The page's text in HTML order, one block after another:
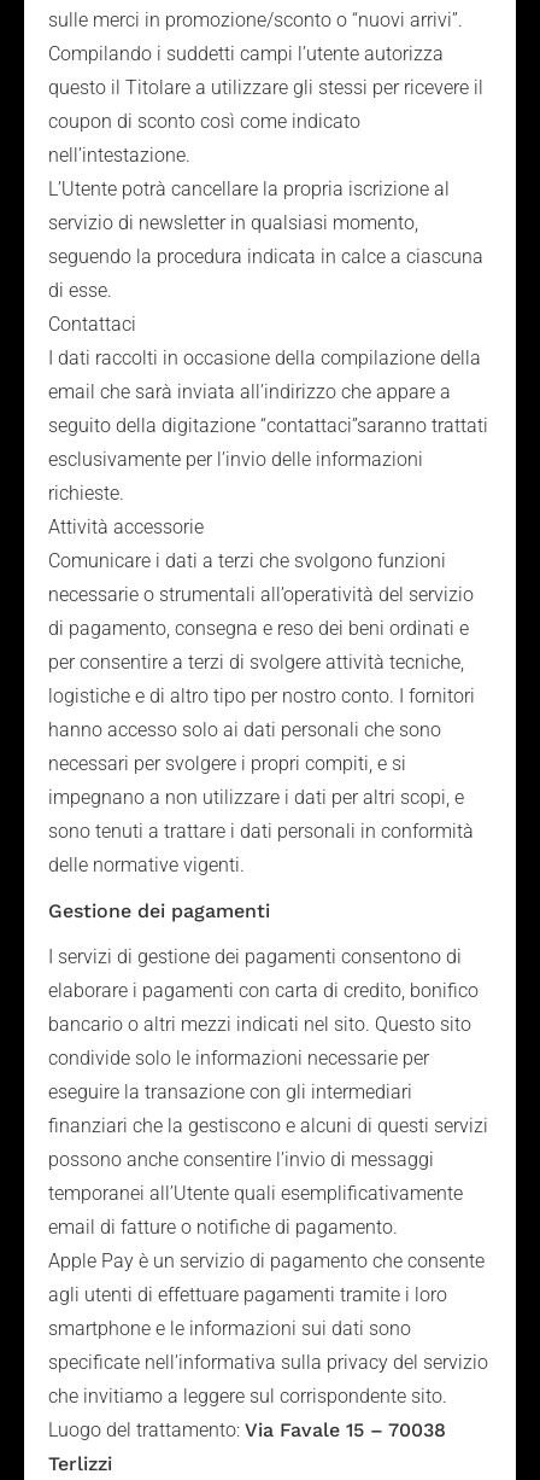
sulle merci in promozione/sconto o “nuovi arrivi”.
Compilando i suddetti campi l’utente autorizza
questo il Titolare a utilizzare gli stessi per ricevere il
coupon di sconto così come indicato
nell’intestazione.
L’Utente potrà cancellare la propria iscrizione al
servizio di newsletter in qualsiasi momento,
seguendo la procedura indicata in calce a ciascuna
di esse.
Contattaci
I dati raccolti in occasione della compilazione della
email che sarà inviata all’indirizzo che appare a
seguito della digitazione “contattaci”saranno trattati
esclusivamente per l’invio delle informazioni
richieste.
Attività accessorie
Comunicare i dati a terzi che svolgono funzioni
necessarie o strumentali all’operatività del servizio
di pagamento, consegna e reso dei beni ordinati e
per consentire a terzi di svolgere attività tecniche,
logistiche e di altro tipo per nostro conto. I fornitori
hanno accesso solo ai dati personali che sono
necessari per svolgere i propri compiti, e si
impegnano a non utilizzare i dati per altri scopi, e
sono tenuti a trattare i dati personali in conformità
delle normative vigenti.
Gestione dei pagamenti
I servizi di gestione dei pagamenti consentono di
elaborare i pagamenti con carta di credito, bonifico
bancario o altri mezzi indicati nel sito. Questo sito
condivide solo le informazioni necessarie per
eseguire la transazione con gli intermediari
finanziari che la gestiscono e alcuni di questi servizi
possono anche consentire l’invio di messaggi
temporanei all’Utente quali esemplificativamente
email di fatture o notifiche di pagamento.
Apple Pay è un servizio di pagamento che consente
agli utenti di effettuare pagamenti tramite i loro
smartphone e le informazioni sui dati sono
specificate nell’informativa sulla privacy del servizio
che invitiamo a leggere sul corrispondente sito.
Luogo del trattamento: Via Favale 15 – 70038
Terlizzi